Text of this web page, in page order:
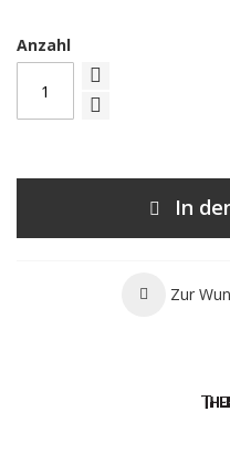
Anzahl
In
Zur